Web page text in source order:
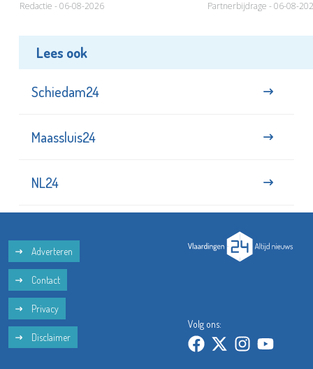
Redactie - 06-08-2026 Partnerbijdrage - 06-08-
Lees ook
Schiedam24
Maassluis24
NL24
Adverteren
Contact
Privacy
Disclaimer
Volg ons: